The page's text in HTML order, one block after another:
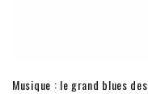
Musique : le grand blues